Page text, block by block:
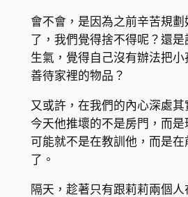
會不會，是因為之前辛苦規
了，我們覺得捨不得呢？還
生氣，覺得自己沒有辦法把
善待家裡的物品？
又或許，在我們的內心深處
今天他推壞的不是房門，而
可能就不是在教訓他，而是
了。
隔天，趁著只有跟莉莉兩個